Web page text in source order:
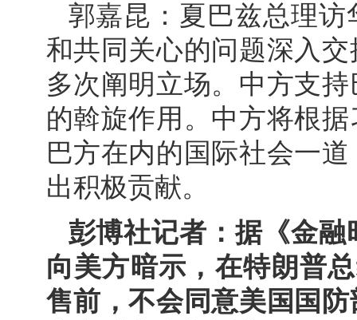
郭嘉昆：夏巴兹总理
和共同关心的问题深入
多次阐明立场。中方支
的斡旋作用。中方将根
巴方在内的国际社会一
出积极贡献。
彭博社记者：据《金
向美方暗示，在特朗普
售前，不会同意美国国